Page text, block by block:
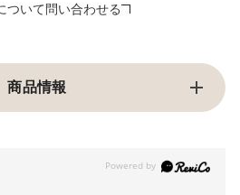
ついて問い合わせる
商品情報